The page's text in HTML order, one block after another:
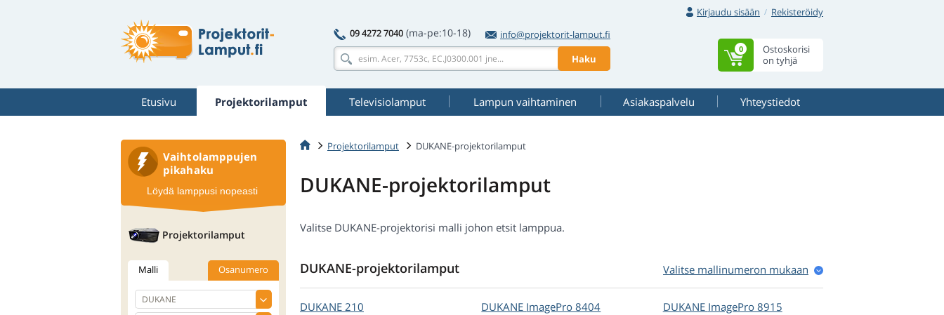
Kirjaudu sisään
Rekisteröidy
09 4272 7040 (ma-pe:10-18)
info@projektorit-lamput.fi
Haku
Ostoskorisi
on tyhjä
0
Etusivu Projektorilamput Televisiolamput Lampun vaihtaminen Asiakaspalvelu Yhteystiedot
Projektorilamput DUKANE-projektorilamput
DUKANE-projektorilamput
Valitse DUKANE-projektorisi malli johon etsit lamppua.
DUKANE-projektorilamput Valitse mallinumeron mukaan
DUKANE 210
DUKANE ImagePro 8404
DUKANE ImagePro 8915
Vaihtolamppujen
pikahaku
Löydä lamppusi nopeasti
Projektorilamput
Malli Osanumero